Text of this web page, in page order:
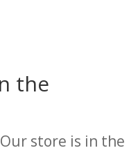
the
store is in the